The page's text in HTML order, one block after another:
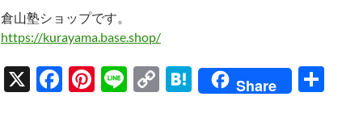
倉山塾ショップです。
https://kurayama.base.shop/
X
F
Pi Li
C
H
at
Share